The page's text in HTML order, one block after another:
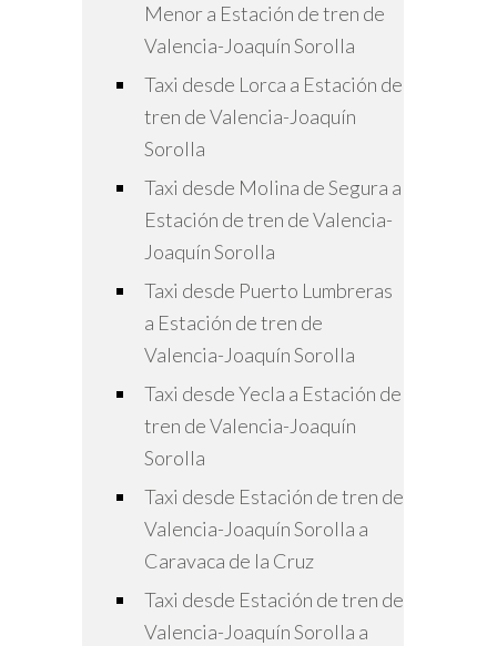
Menor a Estación de tren de
Valencia-Joaquín Sorolla
Taxi desde Lorca a Estación de
tren de Valencia-Joaquín
Sorolla
Taxi desde Molina de Segura a
Estación de tren de Valencia-
Joaquín Sorolla
Taxi desde Puerto Lumbreras
a Estación de tren de
Valencia-Joaquín Sorolla
Taxi desde Yecla a Estación de
tren de Valencia-Joaquín
Sorolla
Taxi desde Estación de tren de
Valencia-Joaquín Sorolla a
Caravaca de la Cruz
Taxi desde Estación de tren de
Valencia-Joaquín Sorolla a